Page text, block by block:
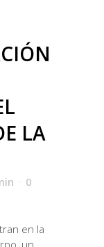
LA
0
en la
un